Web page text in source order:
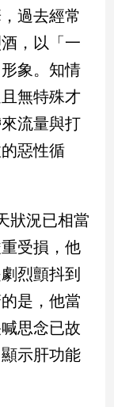
過去經常
，以「一
象。知情
無特殊才
流量與打
惡性循
狀況已相當
受損，他
烈顫抖到
是，他當
思念已故
示肝功能